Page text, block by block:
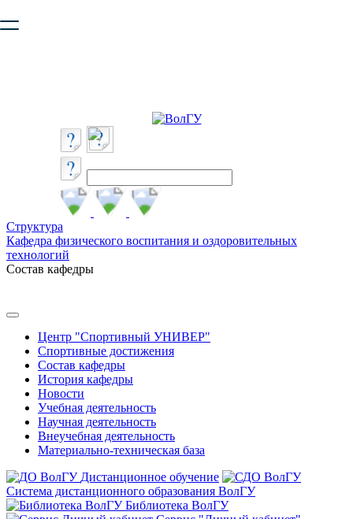
безопасную работу с сайтом. Пожалуйста
Структура
Кафедра физического воспитания и оздоровительных
технологий
Состав кафедры
Центр "Спортивный УНИВЕР"
Спортивные достижения
Состав кафедры
История кафедры
Новости
Учебная деятельность
Научная деятельность
Внеучебная деятельность
Материально-техническая база
Дистанционное обучение
Система дистанционного образования ВолГУ
Библиотека ВолГУ